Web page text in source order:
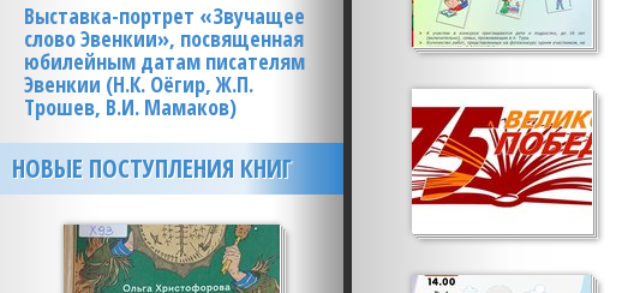
Выставка-портрет «Звучащее
слово Эвенкии», посвященная
юбилейным датам писателям
Эвенкии (Н.К. Оёгир, Ж.П.
Трошев, В.И. Мамаков)
НОВЫЕ ПОСТУПЛЕНИЯ КНИГ